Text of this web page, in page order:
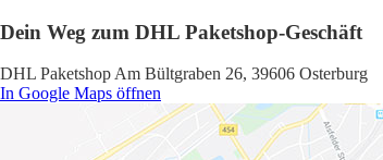
Dein Weg zum DHL Paketshop-Geschäft
DHL Paketshop Am Bültgraben 26, 39606 Osterburg
In Google Maps öffnen